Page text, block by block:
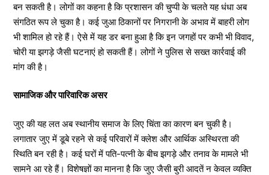
बन सकती है। लोगों का कहना है कि प्रशासन की चुप्पी के चलते यह धंधा अब
संगठित रूप ले चुका है। कई जुआ ठिकानों पर निगरानी के अभाव में बाहरी लोग
भी शामिल हो रहे हैं। ऐसे में यह डर बना हुआ है कि इन जगहों पर कभी भी विवाद,
चोरी या झगड़े जैसी घटनाएं हो सकती हैं। लोगों ने पुलिस से सख्त कार्रवाई की
मांग की है।
सामाजिक और पारिवारिक असर
जुए की यह लत अब स्थानीय समाज के लिए चिंता का कारण बन चुकी है।
लगातार जुए में डूबे रहने से कई परिवारों में क्लेश और आर्थिक अस्थिरता की
स्थिति बन रही है। कई घरों में पति-पत्नी के बीच झगड़े और तनाव के मामले भी
सामने आ रहे हैं। विशेषज्ञों का मानना है कि जुए जैसी बुरी आदतें न केवल व्यक्ति